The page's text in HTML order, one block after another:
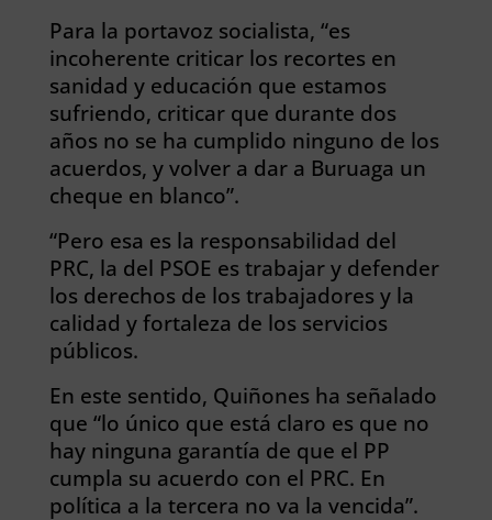
Para la portavoz socialista, “es
incoherente criticar los recortes en
sanidad y educación que estamos
sufriendo, criticar que durante dos
años no se ha cumplido ninguno de los
acuerdos, y volver a dar a Buruaga un
cheque en blanco”.
“Pero esa es la responsabilidad del
PRC, la del PSOE es trabajar y defender
los derechos de los trabajadores y la
calidad y fortaleza de los servicios
públicos.
En este sentido, Quiñones ha señalado
que “lo único que está claro es que no
hay ninguna garantía de que el PP
cumpla su acuerdo con el PRC. En
política a la tercera no va la vencida”.